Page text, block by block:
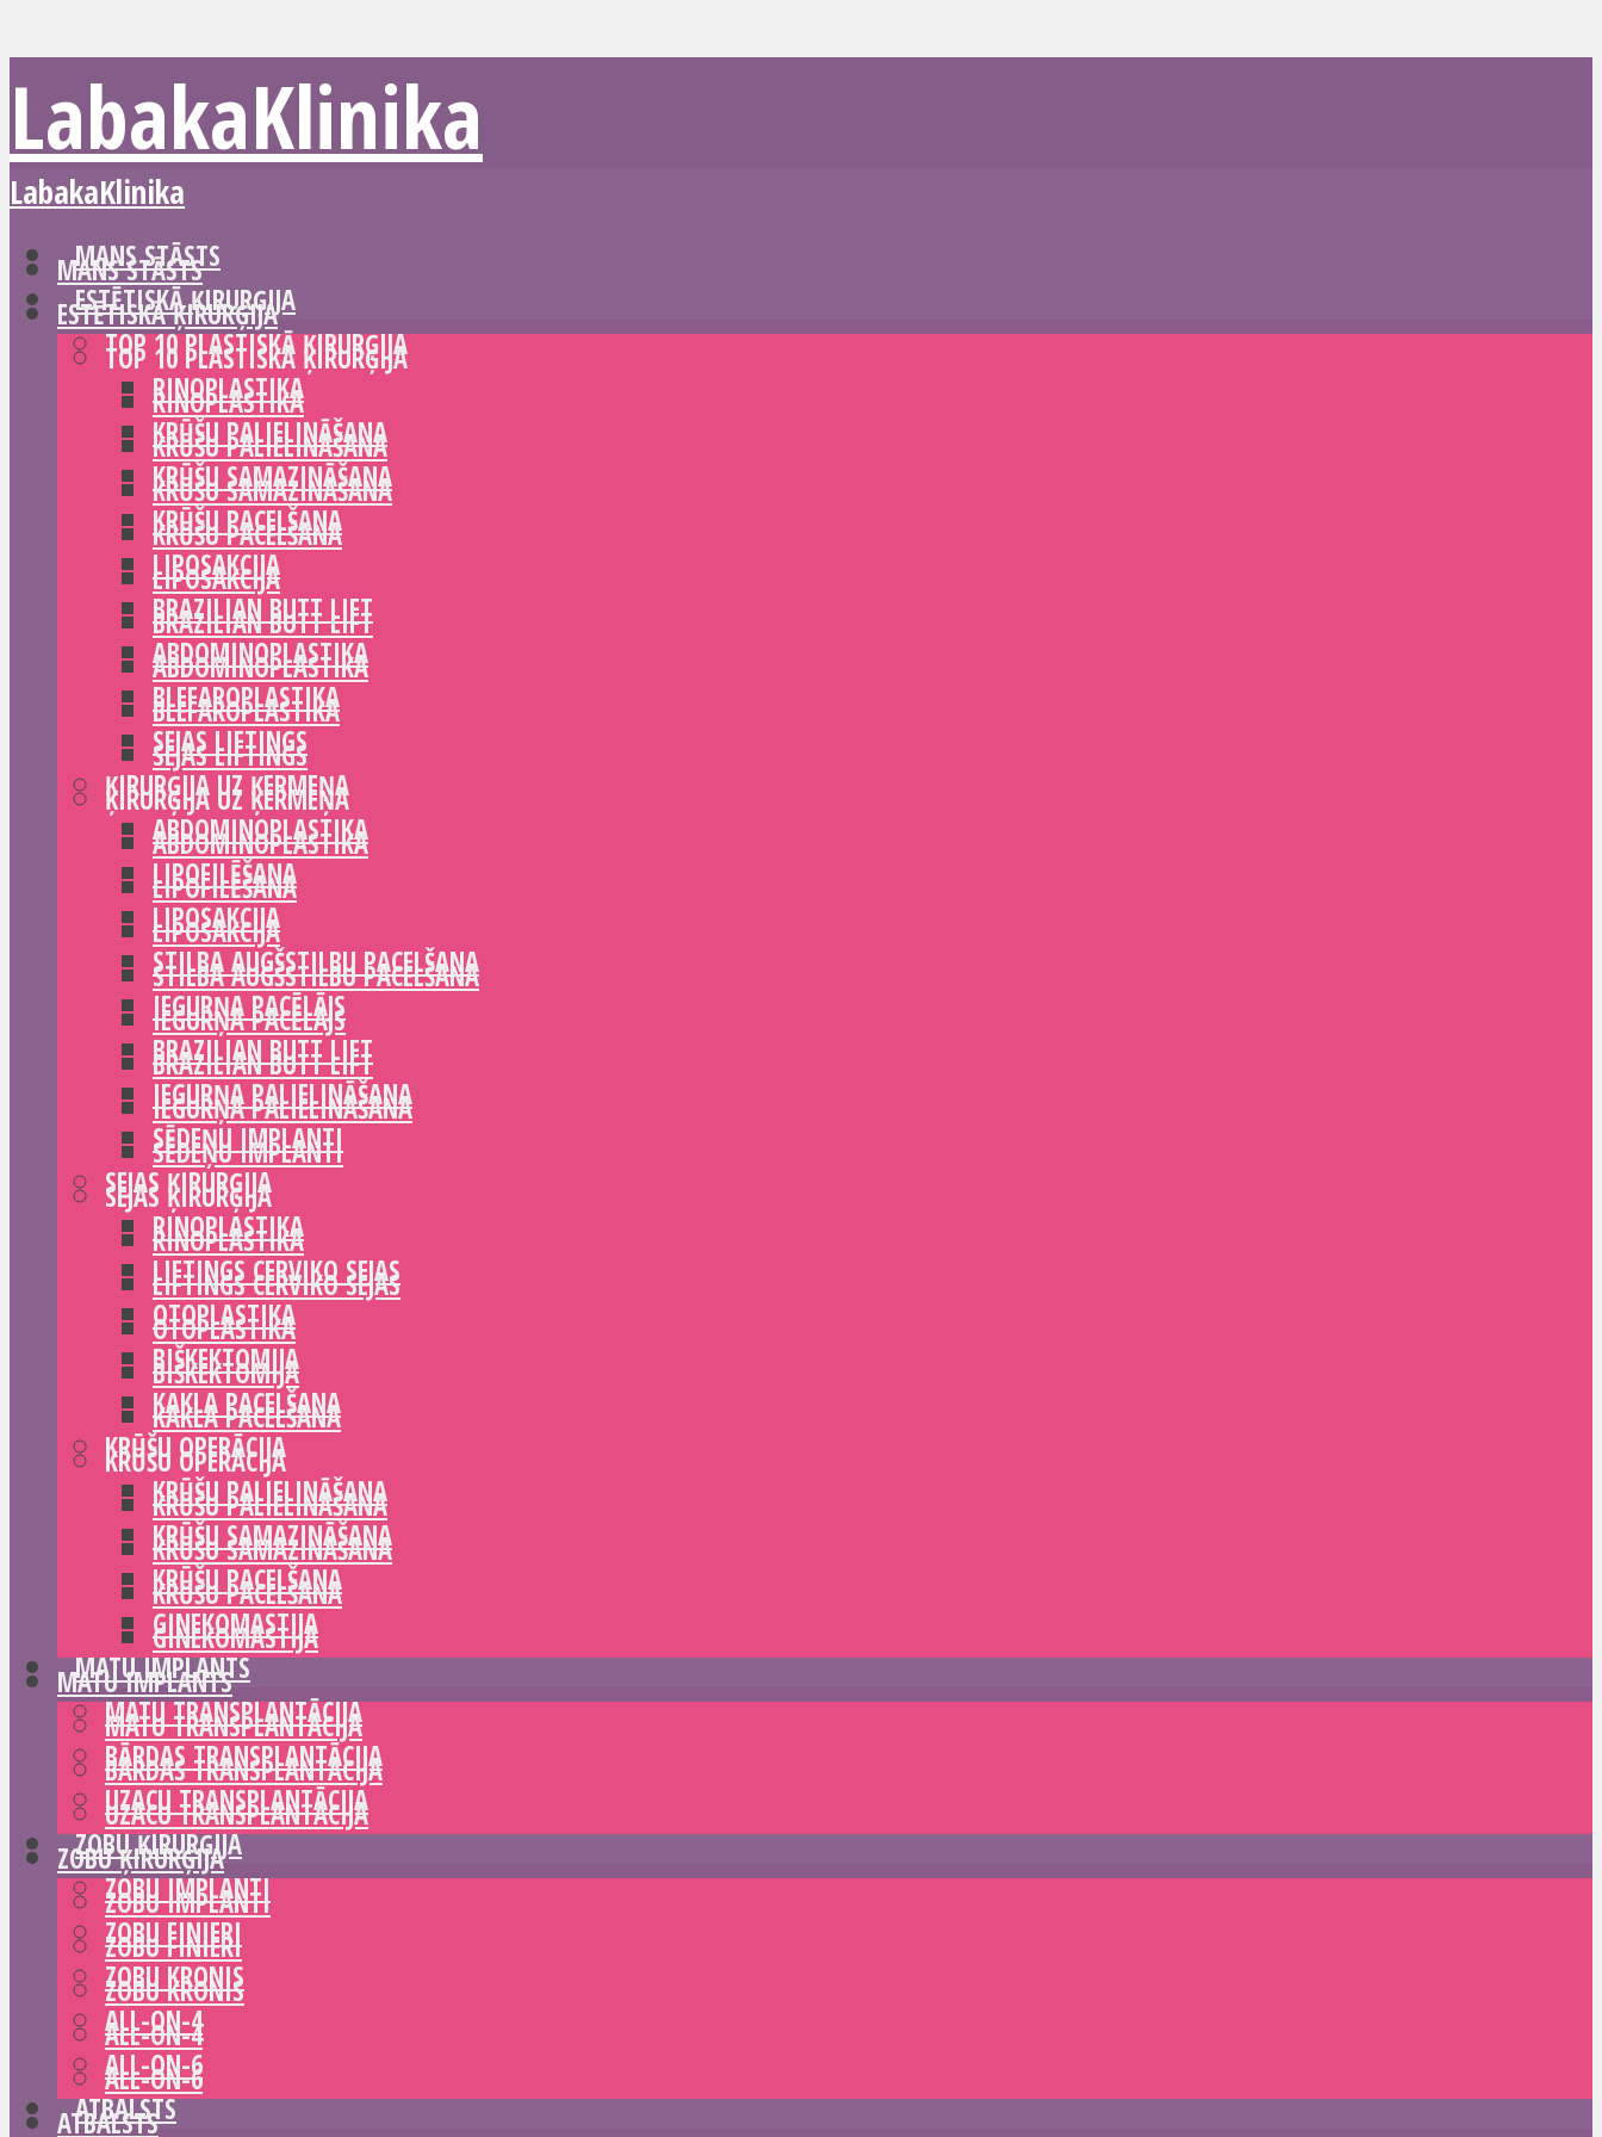
LabakaKlinika
MANS STĀSTS
ESTĒTISKĀ ĶIRURĢIJA
TOP 10 PLASTISKĀ ĶIRURĢIJA
RINOPLASTIKA
KRŪŠU PALIELINĀŠANA
KRŪŠU SAMAZINĀŠANA
KRŪŠU PACELŠANA
LIPOSAKCIJA
BRAZILIAN BUTT LIFT
ABDOMINOPLASTIKA
BLEFAROPLASTIKA
SEJAS LIFTINGS
ĶIRURĢIJA UZ ĶERMEŅA
ABDOMINOPLASTIKA
LIPOFILĒŠANA
LIPOSAKCIJA
STILBA AUGŠSTILBU PACELŠANA
IEGURŅA PACĒLĀJS
BRAZILIAN BUTT LIFT
IEGURŅA PALIELINĀŠANA
SĒDEŅU IMPLANTI
SEJAS ĶIRURĢIJA
RINOPLASTIKA
LIFTINGS CERVIKO SEJAS
OTOPLASTIKA
BIŠKEKTOMIJA
KAKLA PACELŠANA
KRŪŠU OPERĀCIJA
KRŪŠU PALIELINĀŠANA
KRŪŠU SAMAZINĀŠANA
KRŪŠU PACELŠANA
GINEKOMASTIJA
MATU IMPLANTS
MATU TRANSPLANTĀCIJA
BĀRDAS TRANSPLANTĀCIJA
UZACU TRANSPLANTĀCIJA
ZOBU ĶIRURĢIJA
ZOBU IMPLANTI
ZOBU FINIERI
ZOBU KRONIS
ALL-ON-4
ALL-ON-6
ATBALSTS
LabakaKlinika
MANS STĀSTS
ESTĒTISKĀ ĶIRURĢIJA
TOP 10 PLASTISKĀ ĶIRURĢIJA
RINOPLASTIKA
KRŪŠU PALIELINĀŠANA
KRŪŠU SAMAZINĀŠANA
KRŪŠU PACELŠANA
LIPOSAKCIJA
BRAZILIAN BUTT LIFT
ABDOMINOPLASTIKA
BLEFAROPLASTIKA
SEJAS LIFTINGS
ĶIRURĢIJA UZ ĶERMEŅA
ABDOMINOPLASTIKA
LIPOFILĒŠANA
LIPOSAKCIJA
STILBA AUGŠSTILBU PACELŠANA
IEGURŅA PACĒLĀJS
BRAZILIAN BUTT LIFT
IEGURŅA PALIELINĀŠANA
SĒDEŅU IMPLANTI
SEJAS ĶIRURĢIJA
RINOPLASTIKA
LIFTINGS CERVIKO SEJAS
OTOPLASTIKA
BIŠKEKTOMIJA
KAKLA PACELŠANA
KRŪŠU OPERĀCIJA
KRŪŠU PALIELINĀŠANA
KRŪŠU SAMAZINĀŠANA
KRŪŠU PACELŠANA
GINEKOMASTIJA
MATU IMPLANTS
MATU TRANSPLANTĀCIJA
BĀRDAS TRANSPLANTĀCIJA
UZACU TRANSPLANTĀCIJA
ZOBU ĶIRURĢIJA
ZOBU IMPLANTI
ZOBU FINIERI
ZOBU KRONIS
ALL-ON-4
ALL-ON-6
ATBALSTS